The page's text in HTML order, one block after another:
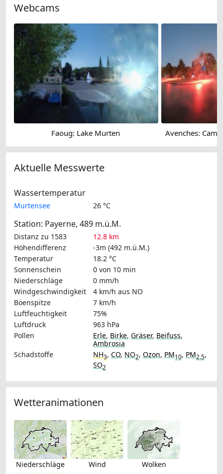
Webcams
Faoug: Lake Murten
Aktuelle Messwerte
Wassertemperatur
Murtensee 26 °C
Station: Payerne, 489 m.ü.M.
Distanz zu 1583
12.8 km
Höhendifferenz
-3m (492 m.ü.M.)
Temperatur
18.2 °C
Sonnenschein
0 von 10 min
Niederschläge
0 mm/h
Windgeschwindigkeit
4 km/h aus NO
Böenspitze
7 km/h
Luftfeuchtigkeit
75%
Luftdruck
963 hPa
Pollen
Erle, Birke, Gräser, Beifuss,
Ambrosia
Schadstoffe
NH3, CO, NO2, Ozon, PM10, PM2.5,
SO2
Wetteranimationen
Niederschläge Wind Wolken